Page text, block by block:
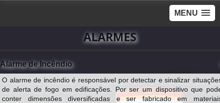
MENU
ALARMES
Alarme de Incêndio
O alarme de incêndio é responsável por detectar e sinalizar
de alerta de fogo em edificações. Por ser um dispositivo que
conter dimensões diversificadas e ser fabricado em